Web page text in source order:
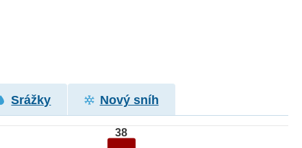
Srážky Nový sníh
38